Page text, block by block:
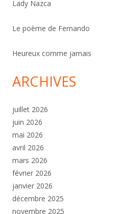
Lady Nazca
Le poème de Fernando
Heureux comme jamais
ARCHIVES
juillet 2026
juin 2026
mai 2026
avril 2026
mars 2026
février 2026
janvier 2026
décembre 2025
novembre 2025